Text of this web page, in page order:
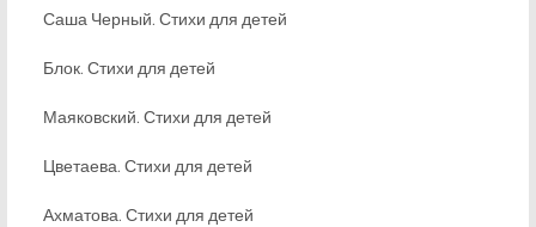
Саша Черный. Стихи для детей
Блок. Стихи для детей
Маяковский. Стихи для детей
Цветаева. Стихи для детей
Ахматова. Стихи для детей